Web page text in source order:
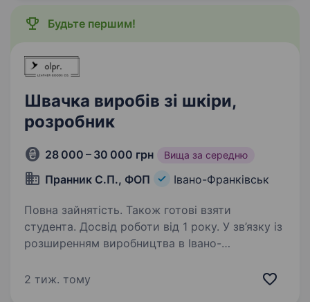
Будьте першим!
Швачка виробів зі шкіри,
розробник
28 000 – 30 000 грн Вища за середню
Пранник С.П., ФОП Івано-Франківськ
Повна зайнятість. Також готові взяти
студента. Досвід роботи від 1 року. У зв’язку із
розширенням виробництва в Івано-
роботу швачку / шевця шкіряних виробів
2 тиж. тому